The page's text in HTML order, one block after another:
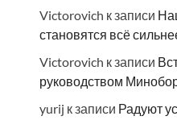
Victorovich к записи
становятся всё
Victorovich к записи
руководством
yurij к записи Радуют